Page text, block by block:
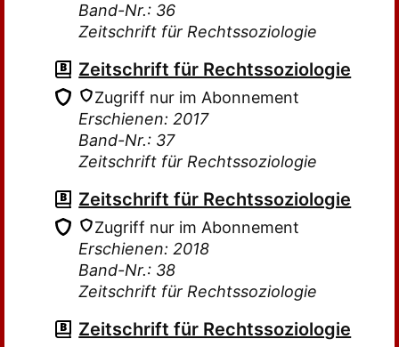
Band-Nr.: 36
Zeitschrift für Rechtssoziologie
Zeitschrift für Rechtssoziologie
Zugriff nur im Abonnement
Erschienen: 2017
Band-Nr.: 37
Zeitschrift für Rechtssoziologie
Zeitschrift für Rechtssoziologie
Zugriff nur im Abonnement
Erschienen: 2018
Band-Nr.: 38
Zeitschrift für Rechtssoziologie
Zeitschrift für Rechtssoziologie